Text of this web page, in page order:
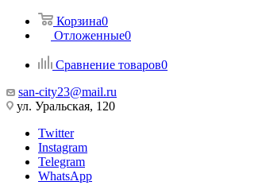
Корзина0
Отложенные0
Сравнение товаров0
san-city23@mail.ru
ул. Уральская, 120
Twitter
Instagram
Telegram
WhatsApp